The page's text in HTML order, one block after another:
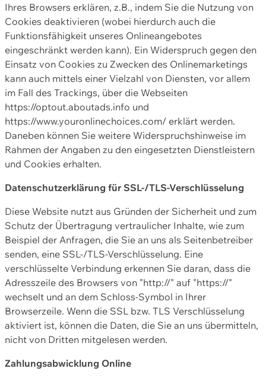
Ihres Browsers erklären, z.B., indem Sie die Nutzung von
Cookies deaktivieren (wobei hierdurch auch die
Funktionsfähigkeit unseres Onlineangebotes
eingeschränkt werden kann). Ein Widerspruch gegen den
Einsatz von Cookies zu Zwecken des Onlinemarketings
kann auch mittels einer Vielzahl von Diensten, vor allem
im Fall des Trackings, über die Webseiten
https://optout.aboutads.info und
https://www.youronlinechoices.com/ erklärt werden.
Daneben können Sie weitere Widerspruchshinweise im
Rahmen der Angaben zu den eingesetzten Dienstleistern
und Cookies erhalten.
Datenschutzerklärung für SSL-/TLS-Verschlüsselung
Diese Website nutzt aus Gründen der Sicherheit und zum
Schutz der Übertragung vertraulicher Inhalte, wie zum
Beispiel der Anfragen, die Sie an uns als Seitenbetreiber
senden, eine SSL-/TLS-Verschlüsselung. Eine
verschlüsselte Verbindung erkennen Sie daran, dass die
Adresszeile des Browsers von "http://" auf "https://"
wechselt und an dem Schloss-Symbol in Ihrer
Browserzeile. Wenn die SSL bzw. TLS Verschlüsselung
aktiviert ist, können die Daten, die Sie an uns übermitteln,
nicht von Dritten mitgelesen werden.
Zahlungsabwicklung Online